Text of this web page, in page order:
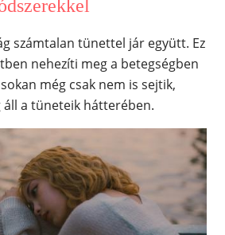
számtalan tünettel jár együtt. Ez
nehezíti meg a betegségben
még csak nem is sejtik,
áll a tüneteik hátterében.